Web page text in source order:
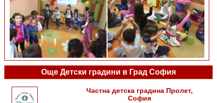
Още Детски градини в Град София
Частна детска градина Пролет,
София